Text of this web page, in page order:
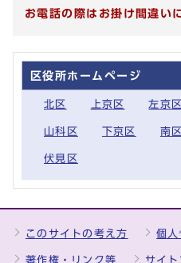
お電話の際はお掛け間違い
区役所ホームページ
北区 上京区 左京区
山科区 下京区 南区
伏見区
このサイトの考え方 個人
著作権・リンク等 サイ